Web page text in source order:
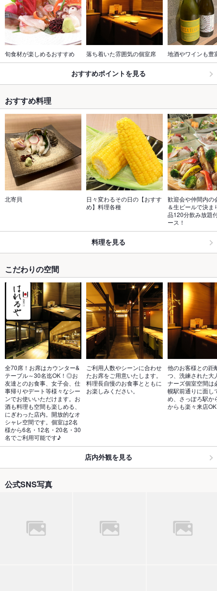
旬食材が楽しめるおすすめ 落ち着いた雰囲気の個室席 地酒やワインも
おすすめポイントを見る
おすすめ料理
北寄貝
日々変わるその日の【おすす
め】料理各種
歓迎会や仲間内の
＆生ビールで決ま
品120分飲み放題
ース！
料理を見る
こだわりの空間
全70席！お席はカウンター&
テーブル～30名迄OK！◎お
友達とのお食事、女子会、仕
事帰りやデート等様々なシー
ンでお使いいただけます。お
酒も料理も空間も楽しめる、
にぎわった店内。開放的なオ
シャレ空間です。個室は2名
様から6名・12名・20名・30
名でご利用可能です♪
ご利用人数やシーンに合わせ
たお席をご用意いたします。
料理長自慢のお食事とともに
お楽しみください。
他のお客様との距
つ、洗練された大
ナーズ個室空間は
幌駅前通りに面し
め、さっぽろ駅か
からも楽々来店
店内外観を見る
公式SNS写真